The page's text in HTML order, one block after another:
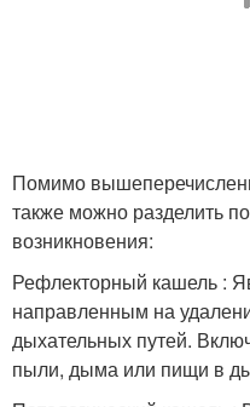
Помимо
также можно разделить
возникновения:
Рефлекторный кашель :
направленным на
дыхательных путей.
пыли, дыма или пищи в